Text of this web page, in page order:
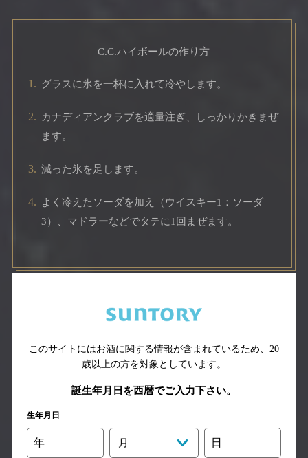
C.C.ハイボールの作り方
1. グラスに氷を一杯に入れて冷やします。
2.
カナディアンクラブを適量注ぎ、しっかりかきまぜ
ます。
3. 減った氷を足します。
4.
よく冷えたソーダを加え（ウイスキー1：ソーダ
3）、マドラーなどでタテに1回まぜます。
味わいと香りの秘密
このサイトにはお酒に関する情報が含まれているため、 20
歳以上の方を対象としています。
誕生年月日を西暦でご入力下さい。
生年月日
年 月 日